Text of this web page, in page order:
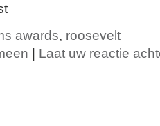
awards, roosevelt
| Laat uw reactie